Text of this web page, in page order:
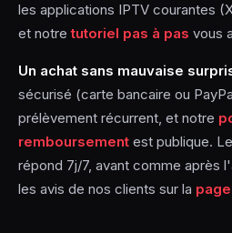
les applications IPTV courantes
et notretutoriel pas à pas vous
Un achat sans mauvaise
sécurisé (carte bancaire ou
prélèvement récurrent, et notre
remboursement est publique.
répond 7j/7, avant comme après
les avis de nos clients sur la